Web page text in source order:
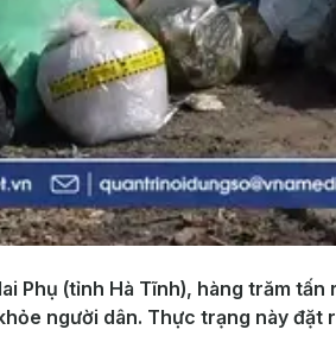
Phụ (tỉnh Hà Tĩnh), hàng trăm
người dân. Thực trạng này đặt